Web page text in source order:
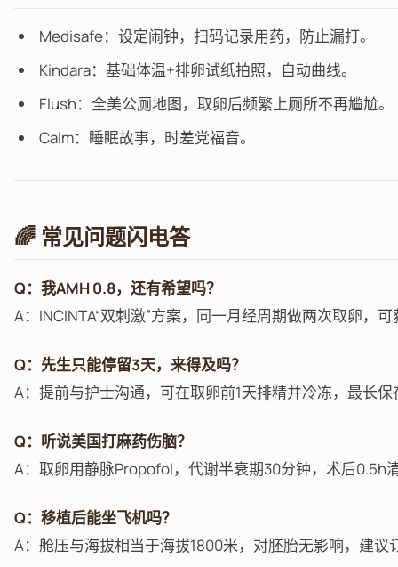
Medisafe：设定闹钟，扫码记录用药，防止漏打。
Kindara：基础体温+排卵试纸拍照，自动曲线。
Flush：全美公厕地图，取卵后频繁上厕所不再尴尬。
Calm：睡眠故事，时差党福音。
🌈 常见问题闪电答
Q：我AMH 0.8，还有希望吗？
A：INCINTA“双刺激”方案，同一月经周期做两次取卵，
Q：先生只能停留3天，来得及吗？
A：提前与护士沟通，可在取卵前1天排精并冷冻，最长
Q：听说美国打麻药伤脑？
A：取卵用静脉Propofol，代谢半衰期30分钟，术后0.5h
Q：移植后能坐飞机吗？
A：舱压与海拔相当于海拔1800米，对胚胎无影响，建议